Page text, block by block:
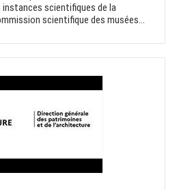
instances scientifiques de la
scientifique des musées...